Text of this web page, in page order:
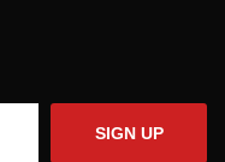
SIGN UP